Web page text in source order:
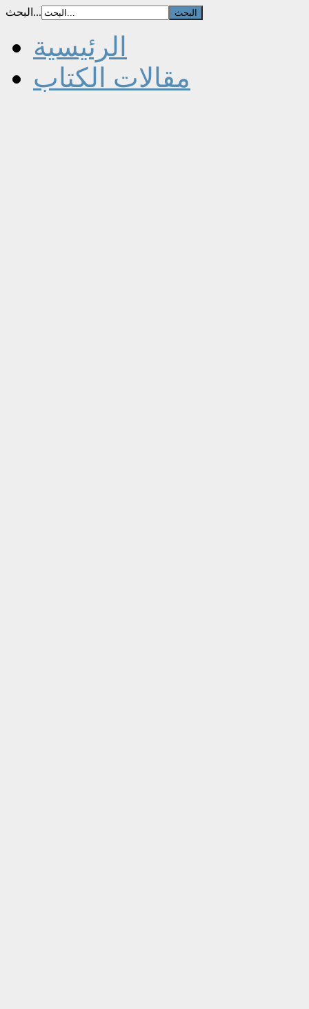
البحث...
الرئيسية
مقالات الكتاب